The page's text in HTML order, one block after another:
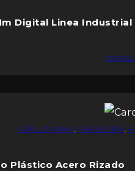
Digital Linea Industrial
CEPILLO MANO, FERRETERIA,
Plástico Acero Rizado